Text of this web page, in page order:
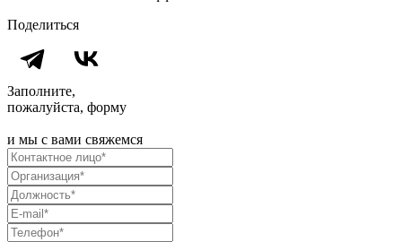
Поделиться
Заполните,
пожалуйста, форму
и мы с вами свяжемся